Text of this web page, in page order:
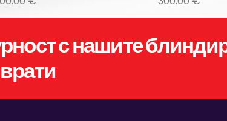
с нашите
врати